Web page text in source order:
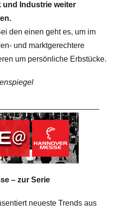
und Industrie weiter
den einen geht es, um im
und marktgerechtere
um persönliche Erbstücke.
– zur Serie
neueste Trends aus